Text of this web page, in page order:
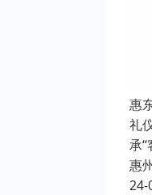
惠
礼
承
惠
24-